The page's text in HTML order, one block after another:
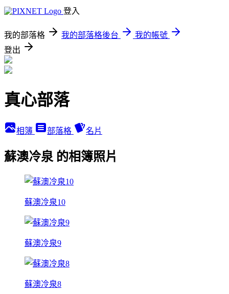
登入
我的部落格 我的部落格後台
我的帳號
登出
真心部落
相簿 部落格 名片
蘇澳冷泉 的相簿照片
蘇澳冷泉10
蘇澳冷泉9
蘇澳冷泉8